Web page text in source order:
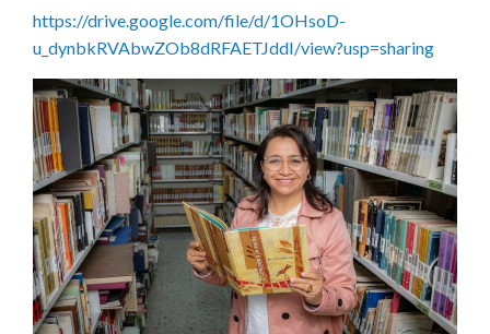
https://drive.google.com/file/d/1OHsoD-
u_dynbkRVAbwZOb8dRFAETJddI/view?usp=sharing